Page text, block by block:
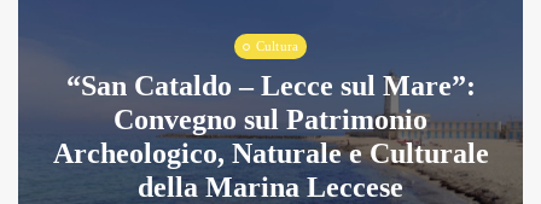
Iosonouncane A Lecce: Concerto Acustico...
Luglio 17, 2026 13 Min
Cultura
“San Cataldo – Lecce sul Mare”:
Convegno sul Patrimonio
Archeologico, Naturale e Culturale
della Marina Leccese